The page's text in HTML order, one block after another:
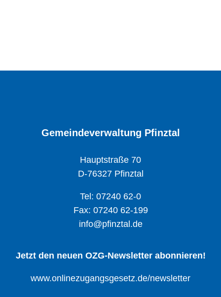
Gemeindeverwaltung Pfinztal
Hauptstraße 70
D-76327 Pfinztal
Tel: 07240 62-0
Fax: 07240 62-199
info@pfinztal.de
Jetzt den neuen OZG-Newsletter abonnieren!
www.onlinezugangsgesetz.de/newsletter